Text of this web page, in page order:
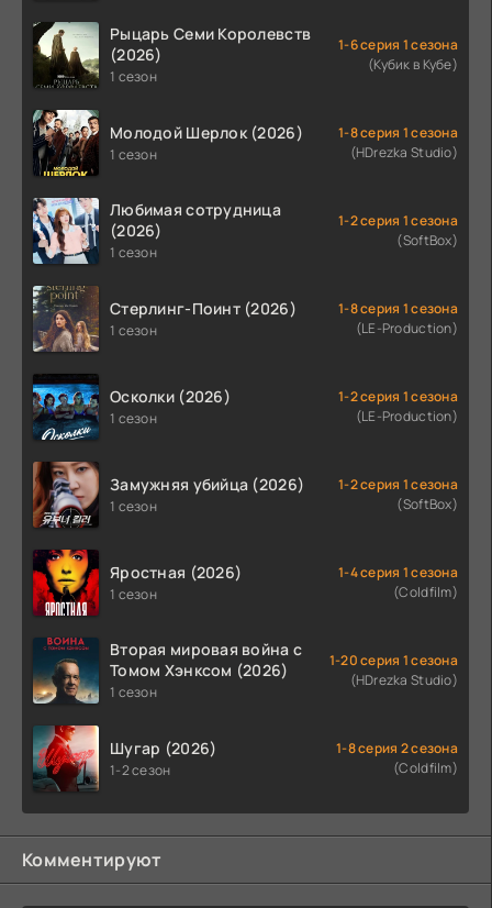
Рыцарь Семи Королевств
(2026)
1 сезон
1-6 серия 1 сезона
(Кубик в Кубе)
Молодой Шерлок (2026)
1 сезон
1-8 серия 1 сезона
(HDrezka Studio)
Любимая сотрудница
(2026)
1 сезон
1-2 серия 1 сезона
(SoftBox)
Стерлинг-Поинт (2026)
1 сезон
1-8 серия 1 сезона
(LE-Production)
Осколки (2026)
1 сезон
1-2 серия 1 сезона
(LE-Production)
Замужняя убийца (2026)
1 сезон
1-2 серия 1 сезона
(SoftBox)
Яростная (2026)
1 сезон
1-4 серия 1 сезона
(Coldfilm)
Вторая мировая война с
Томом Хэнксом (2026)
1 сезон
1-20 серия 1 сезона
(HDrezka Studio)
Шугар (2026)
1-2 сезон
1-8 серия 2 сезона
(Coldfilm)
Комментируют